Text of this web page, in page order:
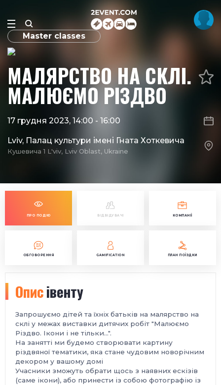
Master classes
МАЛЯРСТВО НА СКЛІ.
МАЛЮЄМО РІЗДВО
17 грудня 2023, 14:00 - 16:00
Lviv, Палац культури імені Гната Хоткевича
Кушевича 1 L'viv, Lviv Oblast, Ukraine
ПРО ПОДІЮ ВІДВІДУВАЧІ КОМПАНІЇ
ОБГОВОРЕННЯ GAMIFICATION ПЛАН ПОЇЗДКИ
Описівенту
Запрошуємо дітей та їхніх батьків на малярство на
склі у межах виставки дитячих робіт "Малюємо
Різдво. Ікони і не тільки...".
На занятті ми будемо створювати картину
різдвяної тематики, яка стане чудовим новорічним
декором у вашому домі
Учасники зможуть обрати щось з наявних ескізів
(саме ікони), або принести із собою фотографію із